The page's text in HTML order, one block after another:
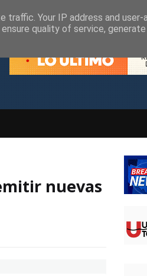
nuevas
traffic. Your IP address and user-
quality of service, generate